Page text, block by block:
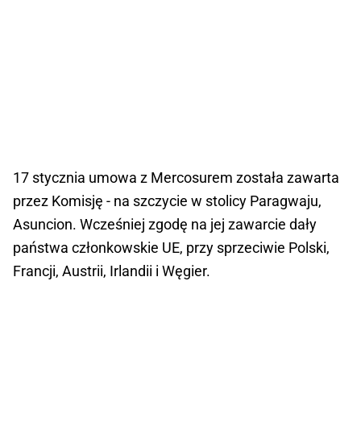
17 stycznia umowa z Mercosurem została zawarta
przez Komisję - na szczycie w stolicy Paragwaju,
Asuncion. Wcześniej zgodę na jej zawarcie dały
państwa członkowskie UE, przy sprzeciwie Polski,
Francji, Austrii, Irlandii i Węgier.